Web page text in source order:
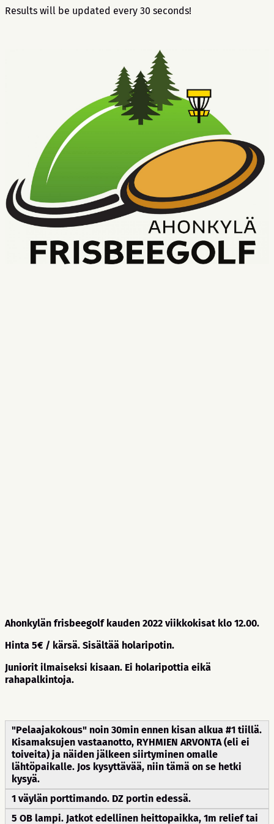
Results will be updated every 30 seconds!
Ahonkylän frisbeegolf kauden 2022 viikkokisat klo 12.00.
Hinta 5€ / kärsä. Sisältää holaripotin.
Juniorit ilmaiseksi kisaan. Ei holaripottia eikä
rahapalkintoja.
"Pelaajakokous" noin 30min ennen kisan alkua #1 tiillä.
Kisamaksujen vastaanotto, RYHMIEN ARVONTA (eli ei
toiveita) ja näiden jälkeen siirtyminen omalle
lähtöpaikalle. Jos kysyttävää, niin tämä on se hetki
kysyä.
1 väylän porttimando. DZ portin edessä.
5 OB lampi. Jatkot edellinen heittopaikka, 1m relief tai